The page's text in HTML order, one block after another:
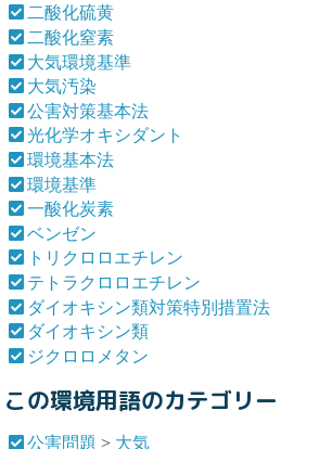
二酸化硫黄
二酸化窒素
大気環境基準
大気汚染
公害対策基本法
光化学オキシダント
環境基本法
環境基準
一酸化炭素
ベンゼン
トリクロロエチレン
テトラクロロエチレン
ダイオキシン類対策特別措置法
ダイオキシン類
ジクロロメタン
この環境用語のカテゴリー
公害問題 > 大気